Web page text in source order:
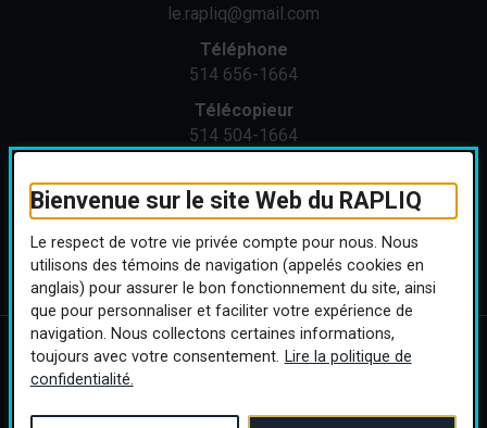
Bienvenue sur le site Web du RAPLIQ
Le respect de votre vie privée compte pour nous. Nous
utilisons des témoins de navigation (appelés cookies en
anglais) pour assurer le bon fonctionnement du site, ainsi
que pour personnaliser et faciliter votre expérience de
navigation. Nous collectons certaines informations,
toujours avec votre consentement. Lire la politique de
confidentialité.
le.rapliq@gmail.com
Téléphone
514 656-1664
Télécopieur
514 504-1664
1371 St-Joseph Est
Montréal (Québec) H2J 1M4
Copyright © 2026 RAPLIQ. Tous droits réservés.Personnaliser les